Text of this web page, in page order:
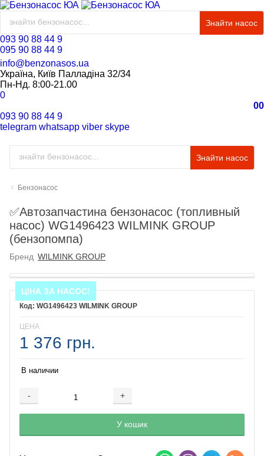
Знайти насос
093 90 88 44 9
095 90 88 44 9
info@benzonasos.ua
Україна, Київ Палладіна 32/34
Пн-Нд. 8:00-21.00
0
00
093 90 88 44 9
telegram whatsapp viber skype
Знайти насос
Бензонасос
✅Автозапчастина бензонасос (топливный
насос) WG1496423 WILMINK GROUP
(бензопомпа)
Бренд WILMINK GROUP
ЦІНА ЗА НАСОС!
WG1496423 WILMINK GROUP
ЦЕНА
1 376 грн.
В наличии
- +
Добавляется...
У кошик
Добавлен